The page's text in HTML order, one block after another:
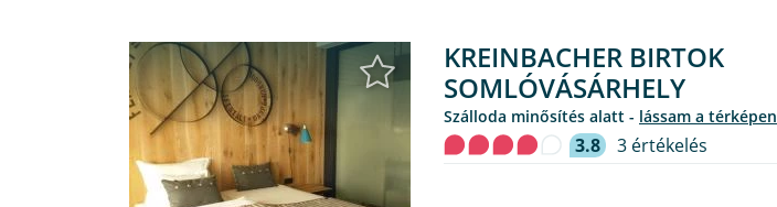
KREINBACHER BIRTOK
SOMLÓVÁSÁRHELY
Szálloda minősítés alatt - lássam a térképen
3.8 3 értékelés